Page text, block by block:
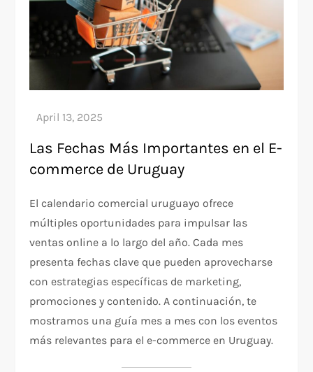
Las Fechas Más Importantes en el E-
commerce de Uruguay
El calendario comercial uruguayo ofrece
múltiples oportunidades para impulsar las
ventas online a lo largo del año. Cada mes
presenta fechas clave que pueden aprovecharse
con estrategias específicas de marketing,
promociones y contenido. A continuación, te
mostramos una guía mes a mes con los eventos
más relevantes para el e-commerce en Uruguay.